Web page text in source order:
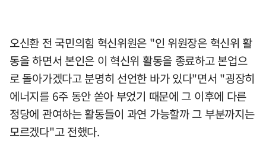
오신환 전 국민의힘 혁신위원은 "인 위원장은 혁신위 활
동을 하면서 본인은 이 혁신위 활동을 종료하고 본업으
로 돌아가겠다고 분명히 선언한 바가 있다"면서 "굉장히
에너지를 6주 동안 쏟아 부었기 때문에 그 이후에 다른
정당에 관여하는 활동들이 과연 가능할까 그 부분까지는
모르겠다"고 전했다.